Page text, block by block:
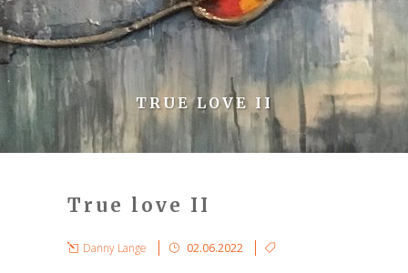
TRUE LOVE II
True love II
Danny Lange 02.06.2022